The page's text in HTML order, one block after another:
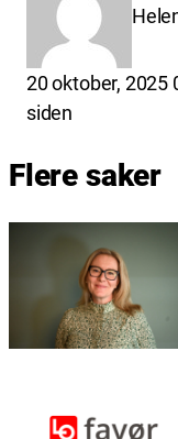
Lagt
ut
20 oktober, 2025
siden
Flere saker